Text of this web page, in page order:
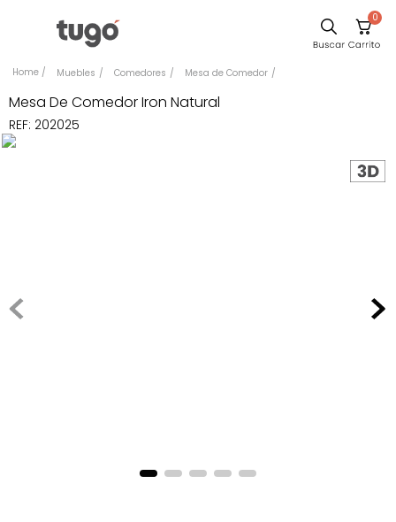
0
Muebles Comedores Mesa de Comedor
Mesa De Comedor Iron Natural
REF: 202025
Comedor
Escritorio